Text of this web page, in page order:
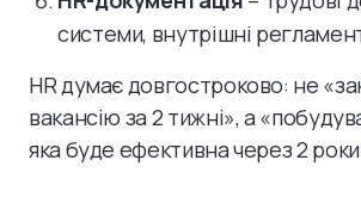
системи, внутрішні
HR думає довгостроково: не
вакансію за 2 тижні», а
яка буде ефективна через 2